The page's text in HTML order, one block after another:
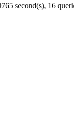
second(s), 16